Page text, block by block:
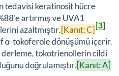
tedavisi keratinosit hücre
artırmış ve UVA1
azaltmıştır.[Kanıt: C][3]
α-tokoferole dönüşümü içerir.
tokotrienollerin cildi
doğrulamıştır.[Kanıt: A]